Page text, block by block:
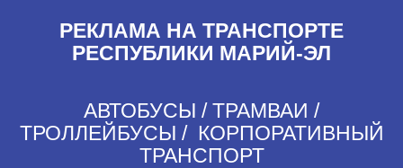
РЕКЛАМА НА ТРАНСПОРТЕ
РЕСПУБЛИКИ МАРИЙ-ЭЛ
АВТОБУСЫ / ТРАМВАИ /
ТРОЛЛЕЙБУСЫ / КОРПОРАТИВНЫЙ
ТРАНСПОРТ